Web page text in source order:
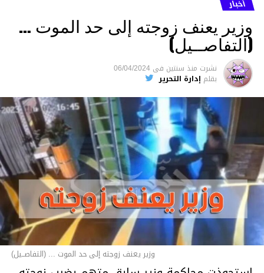
أخبار
وزير يعنف زوجته إلى حد الموت …
(التفاصــيل)
نشرت منذ سنتين فى 06/04/2024
بقلم إدارة التحرير
وزير يعنف زوجته إلى حد الموت ... (التفاصــيل)